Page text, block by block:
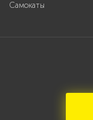
Самокаты